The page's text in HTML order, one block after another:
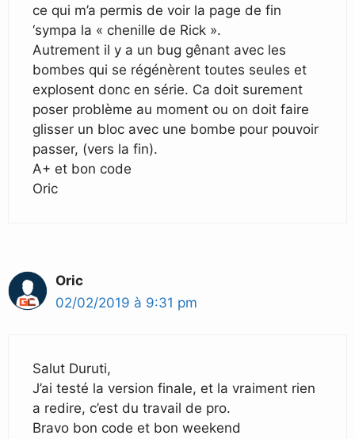
ce qui m’a permis de voir la page de fin
‘sympa la « chenille de Rick ».
Autrement il y a un bug gênant avec les
bombes qui se régénèrent toutes seules et
explosent donc en série. Ca doit surement
poser problème au moment ou on doit faire
glisser un bloc avec une bombe pour pouvoir
passer, (vers la fin).
A+ et bon code
Oric
Oric
02/02/2019 à 9:31 pm
Salut Duruti,
J’ai testé la version finale, et la vraiment rien
a redire, c’est du travail de pro.
Bravo bon code et bon weekend